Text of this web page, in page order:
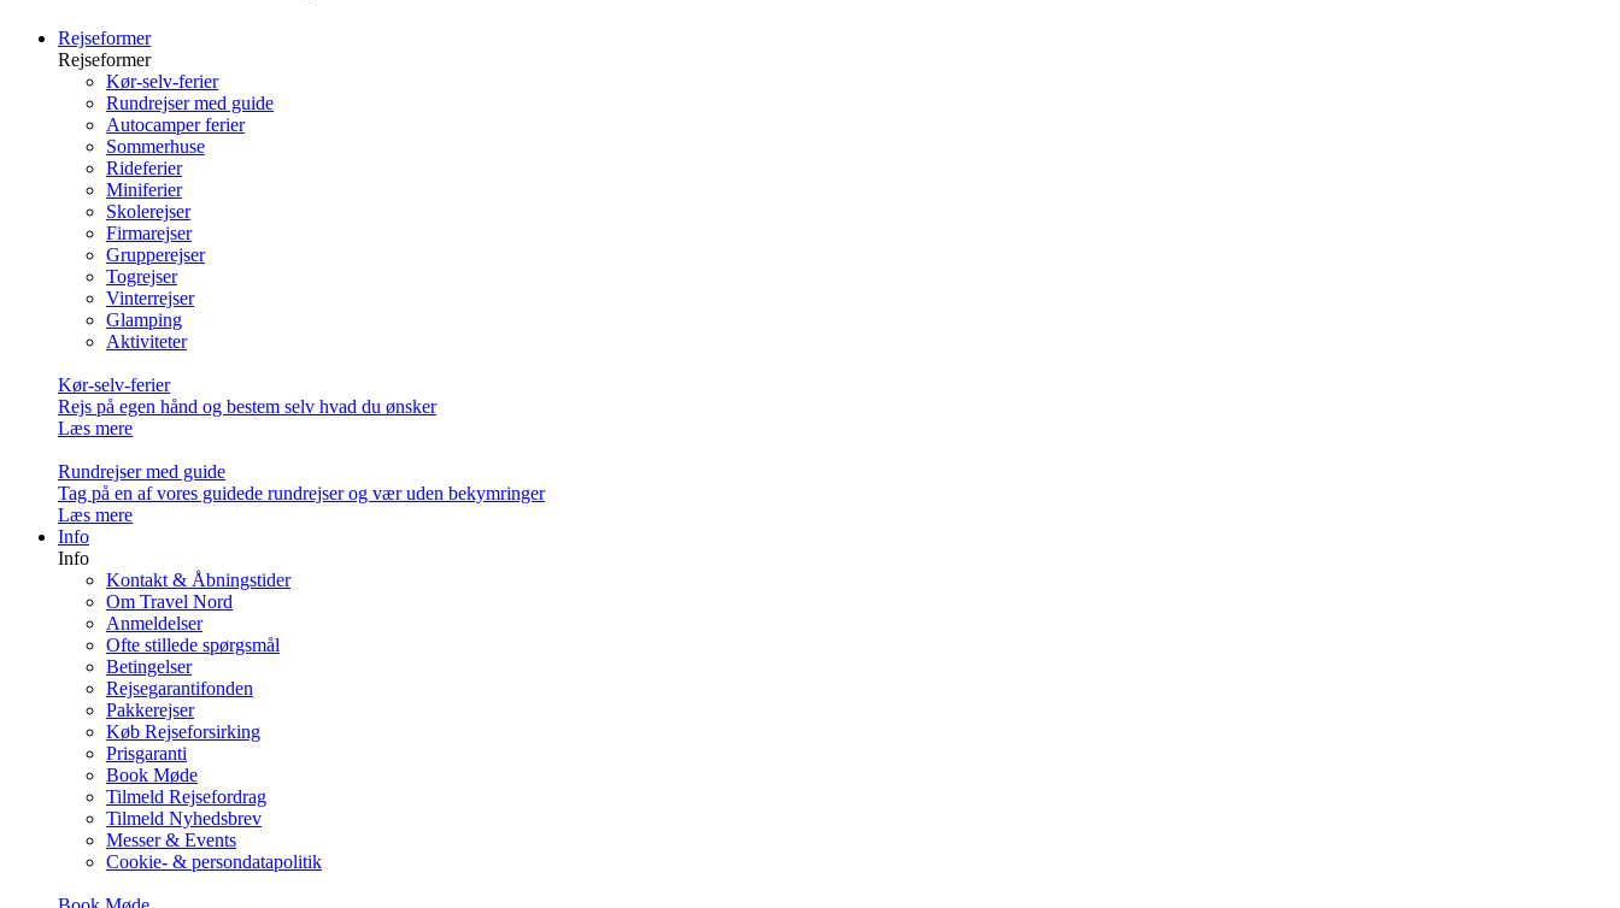
Rejseformer
Rejseformer
Kør-selv-ferier
Rundrejser med guide
Autocamper ferier
Sommerhuse
Rideferier
Miniferier
Skolerejser
Firmarejser
Grupperejser
Togrejser
Vinterrejser
Glamping
Aktiviteter
Kør-selv-ferier
Rejs på egen hånd og bestem selv hvad du ønsker
Læs mere
Rundrejser med guide
Tag på en af vores guidede rundrejser og vær uden bekymringer
Læs mere
Info
Info
Kontakt & Åbningstider
Om Travel Nord
Anmeldelser
Ofte stillede spørgsmål
Betingelser
Rejsegarantifonden
Pakkerejser
Køb Rejseforsirking
Prisgaranti
Book Møde
Tilmeld Rejsefordrag
Tilmeld Nyhedsbrev
Messer & Events
Cookie- & persondatapolitik